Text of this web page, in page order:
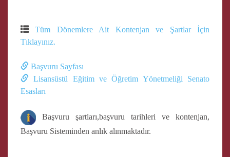
Tüm Dönemlere Ait Kontenjan ve Şartlar İçin
Tıklayınız.
Başvuru Sayfası
Lisansüstü Eğitim ve Öğretim Yönetmeliği Senato
Esasları
Başvuru şartları,başvuru tarihleri ve kontenjan,
Başvuru Sisteminden anlık alınmaktadır.